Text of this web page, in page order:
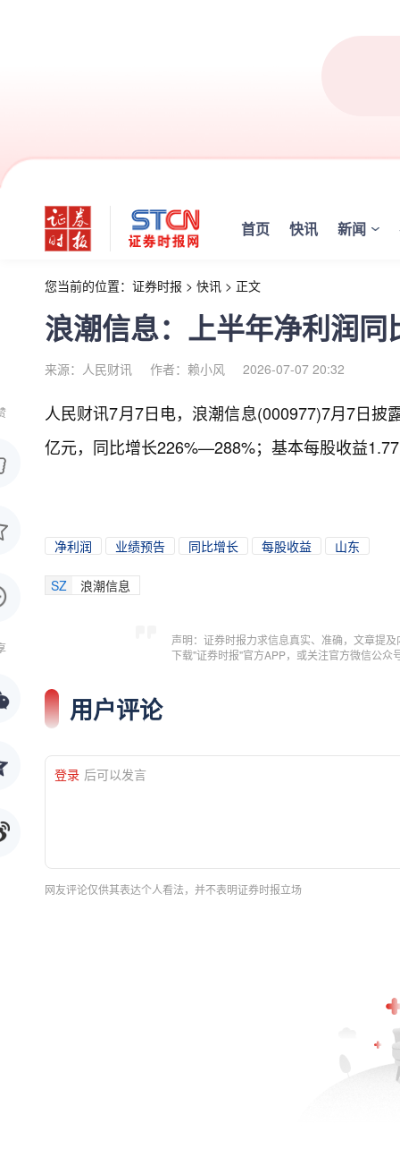
首页 快讯 新闻
您当前的位置： 证券时报 > 快讯 > 正文
浪潮信息：上半年净利润
来源：人民财讯 作者：赖小风 2026-07-07 20:32
人民财讯7月7日电， 浪潮信息(000977)7月7日披
亿元，同比增长226%—288%；基本每股收益
净利润 业绩预告 同比增长 每股收益 山东
SZ 浪潮信息
声明：证券时报力求信息真实、准确，文章提
下载"证券时报"官方APP，或关注官方微信公
用户评论
登录 后可以发言
网友评论仅供其表达个人看法，并不表明证券时报立场